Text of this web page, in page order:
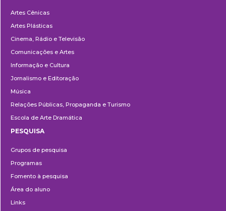
Artes Cênicas
Artes Plásticas
Cinema, Rádio e Televisão
Comunicações e Artes
Informação e Cultura
Jornalismo e Editoração
Música
Relações Públicas, Propaganda e Turismo
Escola de Arte Dramática
PESQUISA
Grupos de pesquisa
Programas
Fomento à pesquisa
Área do aluno
Links